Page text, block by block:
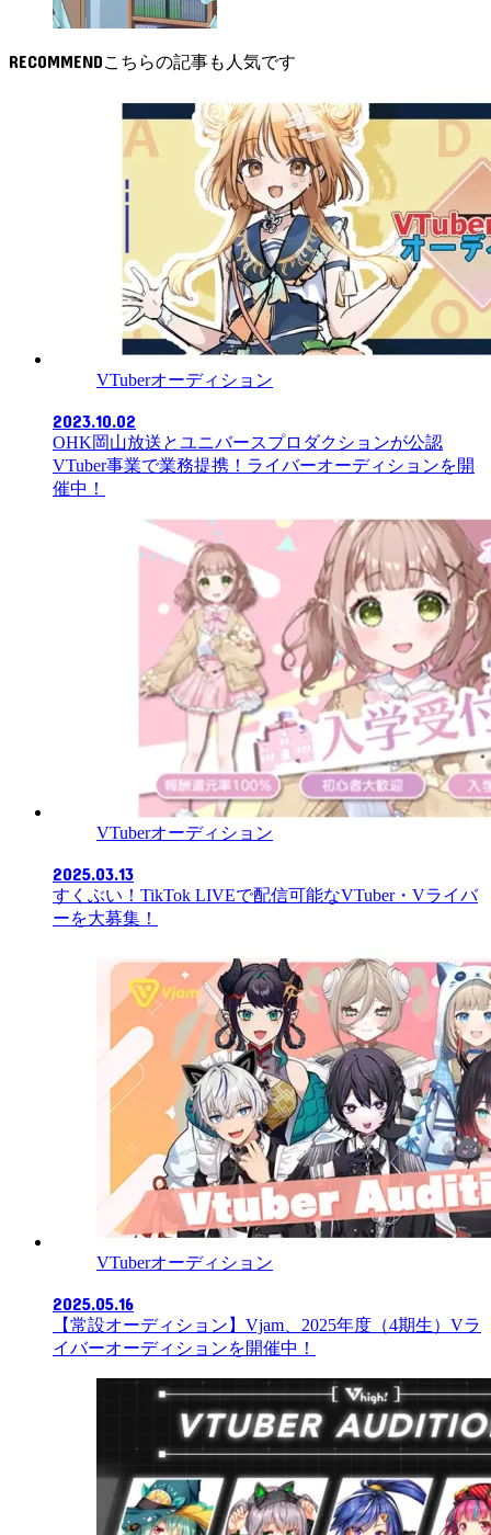
RECOMMEND
VTuberオーディション
2023.10.02
OHK岡山放送とユニバースプロダクションが公認
VTuber事業で業務提携！ライバーオーディションを開
催中！
VTuberオーディション
2025.03.13
すくぶい！TikTok LIVEで配信可能なVTuber・Vライバ
ーを大募集！
VTuberオーディション
2025.05.16
【常設オーディション】Vjam、2025年度（4期生）Vラ
イバーオーディションを開催中！